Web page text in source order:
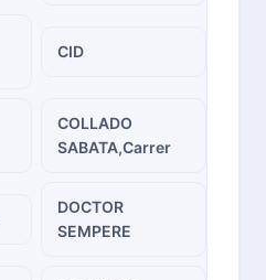
CID
COLLADO
SABATA,Carrer
DOCTOR
SEMPERE